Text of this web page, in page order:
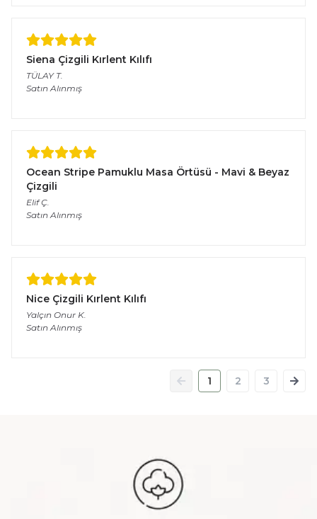
Siena Çizgili Kırlent Kılıfı
TÜLAY T.
Satın Alınmış
Ocean Stripe Pamuklu Masa Örtüsü - Mavi & Beyaz
Çizgili
Elif Ç.
Satın Alınmış
Nice Çizgili Kırlent Kılıfı
Yalçın Onur K.
Satın Alınmış
1 2 3